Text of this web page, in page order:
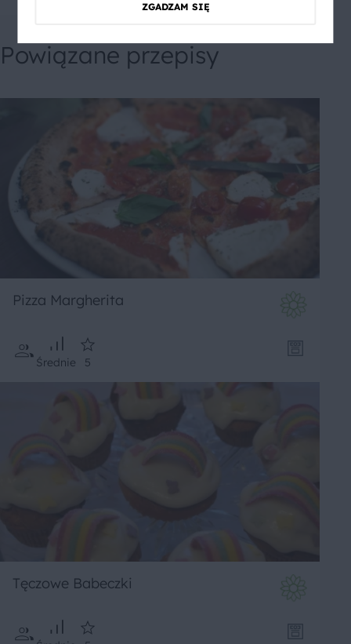
Powiązane przepisy
Pizza Margherita
Średnie 5
Tęczowe Babeczki
ZGADZAM SIĘ